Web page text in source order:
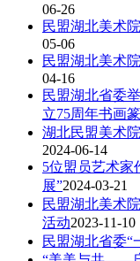
06-26
民盟湖北美术
05-06
民盟湖北美术
04-16
民盟湖北省委
立75周年书画
湖北民盟美术
2024-06-14
5位盟员艺术家
展”2024-03-21
民盟湖北美术
活动2023-11-10
民盟湖北省委“